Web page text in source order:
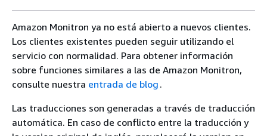
Amazon Monitron ya no está abierto a nuevos clientes.
Los clientes existentes pueden seguir utilizando el
servicio con normalidad. Para obtener información
sobre funciones similares a las de Amazon Monitron,
consulte nuestra entrada de blog .
Las traducciones son generadas a través de traducción
automática. En caso de conflicto entre la traducción y